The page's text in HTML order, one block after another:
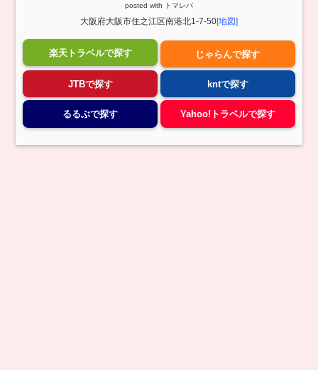
posted with トマレバ
大阪府大阪市住之江区南港北1-7-50[地図]
楽天トラベルで探す じゃらんで探す
JTBで探す kntで探す
るるぶで探す Yahoo!トラベルで探す